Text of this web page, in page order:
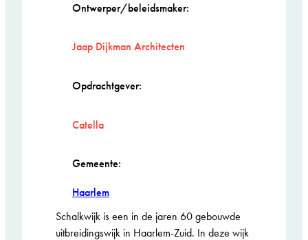
Ontwerper/beleidsmaker:
Jaap Dijkman Architecten
Opdrachtgever:
Catella
Gemeente:
Haarlem
Schalkwijk is een in de jaren 60 gebouwde
uitbreidingswijk in Haarlem-Zuid. In deze wijk